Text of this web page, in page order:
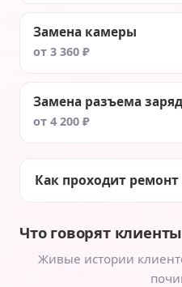
Замена камеры
от 3 360 ₽
Замена разъема
от 4 200 ₽
Как проходит
Что говорят клиенты
Живые истории